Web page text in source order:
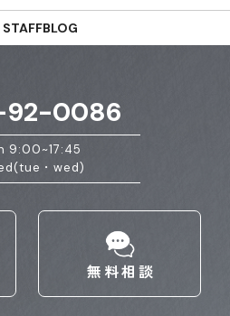
STAFFBLOG
92-0086
9:00~17:45
・wed)
無料相談